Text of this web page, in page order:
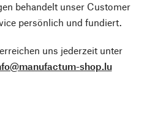
behandelt unser Customer
persönlich und fundiert.
uns jederzeit unter
shop.lu